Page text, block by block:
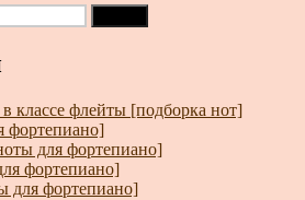
классе флейты [подборка нот]
фортепиано]
для фортепиано]
фортепиано]
для фортепиано]